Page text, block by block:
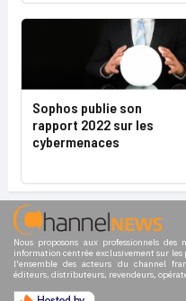
Sophos publie son
rapport 2022 sur les
cybermenaces
Nous proposons aux professionnels
information centrée exclusivement sur
l'ensemble des acteurs du channel
éditeurs, distributeurs, revendeurs,